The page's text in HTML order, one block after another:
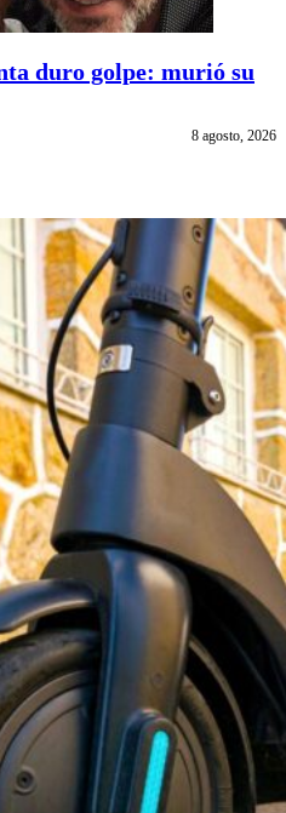
duro golpe: murió su
8 agosto, 2026